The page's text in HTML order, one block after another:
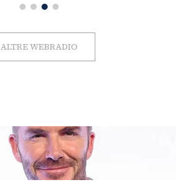
ALTRE WEBRADIO